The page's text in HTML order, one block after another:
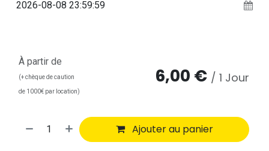
Ajouter au panier
À partir de
(+ chèque de caution
de 1000€ par location)
6,00 € / 1 Jour